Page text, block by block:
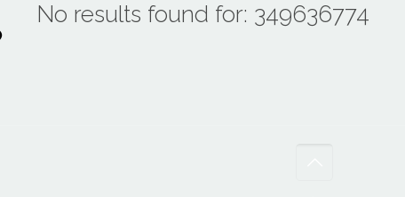
No results found for: 349636774